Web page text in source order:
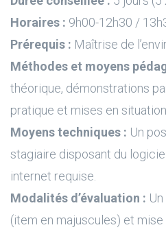
Horaires : 9h00-12h30 /
Prérequis : Maîtrise de
Méthodes et moyens
théorique, démonstrations
pratique et mises en
Moyens techniques : Un
stagiaire disposant du
internet requise.
Modalités d’évaluation :
(item en majuscules) et